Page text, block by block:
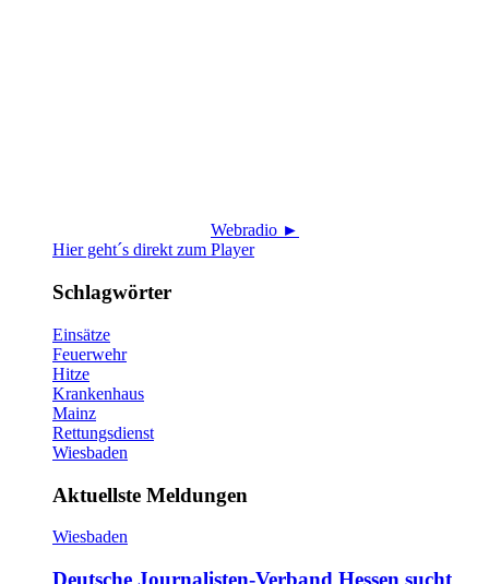
Webradio ►
Hier geht´s direkt zum Player
Schlagwörter
Einsätze
Feuerwehr
Hitze
Krankenhaus
Mainz
Rettungsdienst
Wiesbaden
Aktuellste Meldungen
Wiesbaden
Deutsche Journalisten-Verband Hessen sucht